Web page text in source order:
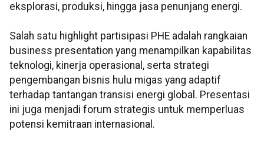
eksplorasi, produksi, hingga jasa penunjang energi.
Salah satu highlight partisipasi PHE adalah rangkaian
business presentation yang menampilkan kapabilitas
teknologi, kinerja operasional, serta strategi
pengembangan bisnis hulu migas yang adaptif
terhadap tantangan transisi energi global. Presentasi
ini juga menjadi forum strategis untuk memperluas
potensi kemitraan internasional.